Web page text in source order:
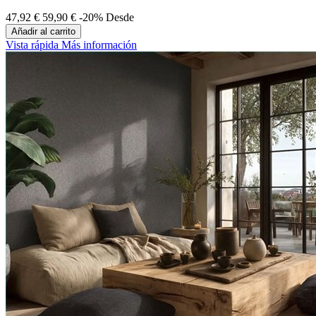
47,92 € 59,90 € -20% Desde
Añadir al carrito
Vista rápida Más información